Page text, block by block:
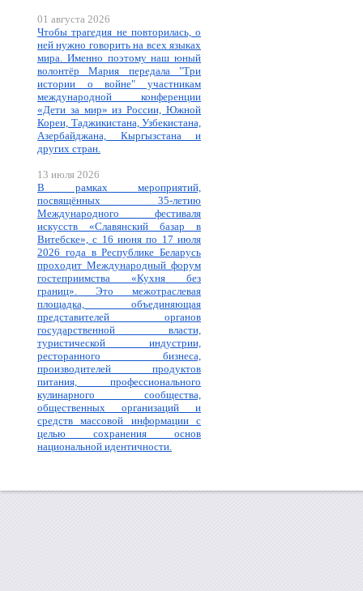
01 августа 2026
Чтобы трагедия не повторилась, о
ней нужно говорить на всех языках
мира. Именно поэтому наш юный
волонтёр Мария передала "Три
истории о войне" участникам
международной конференции
«Дети за мир» из России, Южной
Кореи, Таджикистана, Узбекистана,
Азербайджана, Кыргызстана и
других стран.
13 июля 2026
В рамках мероприятий,
посвящённых 35-летию
Международного фестиваля
искусств «Славянский базар в
Витебске», с 16 июня по 17 июля
2026 года в Республике Беларусь
проходит Международный форум
гостеприимства «Кухня без
границ». Это межотраслевая
площадка, объединяющая
представителей органов
государственной власти,
туристической индустрии,
ресторанного бизнеса,
производителей продуктов
питания, профессионального
кулинарного сообщества,
общественных организаций и
средств массовой информации с
целью сохранения основ
национальной идентичности.